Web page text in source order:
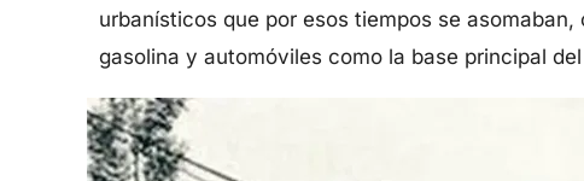
urbanísticos que por esos tiempos se
gasolina y automóviles como la base principal